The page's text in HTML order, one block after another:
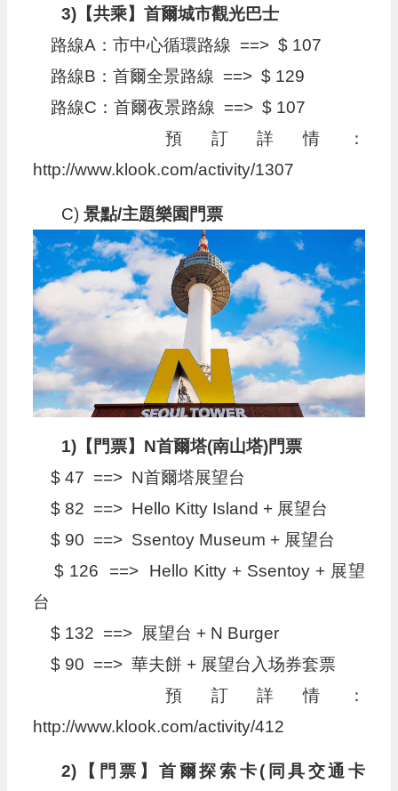
3)【共乘】首爾城市觀光巴士
路線A：市中心循環路線 ==> $ 107
路線B：首爾全景路線 ==> $ 129
路線C：首爾夜景路線 ==> $ 107
預訂詳情：
http://www.klook.com/activity/1307
C) 景點/主題樂園門票
1)【門票】N首爾塔(南山塔)門票
$ 47 ==> N首爾塔展望台
$ 82 ==> Hello Kitty Island + 展望台
$ 90 ==> Ssentoy Museum + 展望台
$ 126 ==> Hello Kitty + Ssentoy + 展望
台
$ 132 ==> 展望台 + N Burger
$ 90 ==> 華夫餅 + 展望台入场券套票
預訂詳情：
http://www.klook.com/activity/412
2)【門票】首爾探索卡(同具交通卡